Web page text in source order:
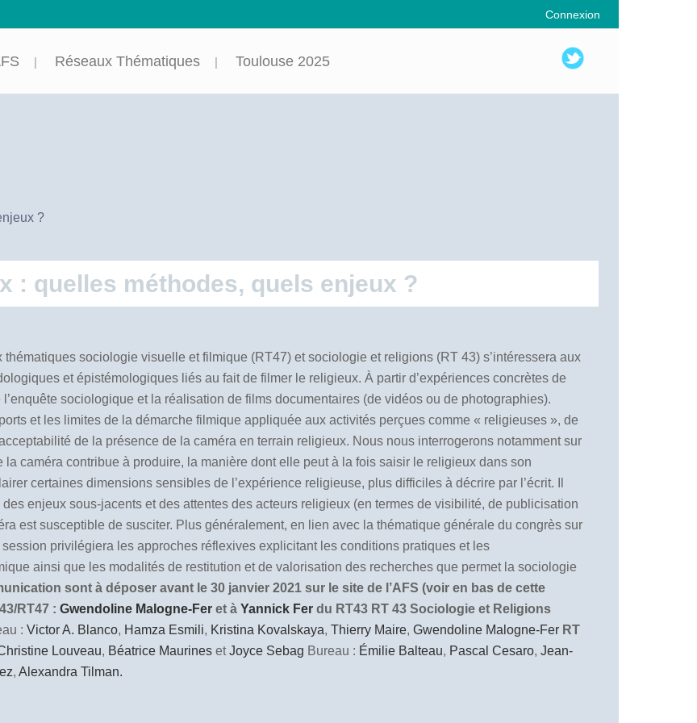
Connexion
Réseaux Thématiques Toulouse 2025
?
: quelles méthodes, quels enjeux ?
sociologie visuelle et filmique (RT47) et sociologie et religions (RT 43) s’intéressera aux
et épistémologiques liés au fait de filmer le religieux. À partir d’expériences concrètes de
sociologique et la réalisation de films documentaires (de vidéos ou de photographies).
et les limites de la démarche filmique appliquée aux activités perçues comme « religieuses », de
de la présence de la caméra en terrain religieux. Nous nous interrogerons notamment sur
caméra contribue à produire, la manière dont elle peut à la fois saisir le religieux dans son
certaines dimensions sensibles de l’expérience religieuse, plus difficiles à décrire par l’écrit. Il
enjeux sous-jacents et des attentes des acteurs religieux (en termes de visibilité, de publicisation
est susceptible de susciter. Plus généralement, en lien avec la thématique générale du congrès sur
privilégiera les approches réflexives explicitant les conditions pratiques et les
ainsi que les modalités de restitution et de valorisation des recherches que permet la sociologie
sont à déposer avant le 30 janvier 2021 sur le site de l’AFS (voir en bas de cette
RT47 : Gwendoline Malogne-Fer et à Yannick Fer du RT43 RT 43 Sociologie et Religions
: Victor A. Blanco, Hamza Esmili, Kristina Kovalskaya, Thierry Maire, Gwendoline Malogne-Fer RT
Louveau, Béatrice Maurines etJoyce Sebag Bureau : Émilie Balteau, Pascal Cesaro, Jean-
, Alexandra Tilman.